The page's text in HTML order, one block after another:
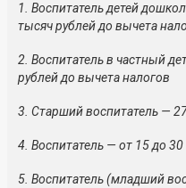
1. Воспитатель детей
тысяч рублей до вычета
2. Воспитатель в частный
рублей до вычета налогов
3. Старший воспитатель —
4. Воспитатель — от 15 до
5. Воспитатель (младший